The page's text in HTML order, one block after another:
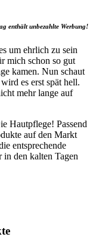
enthält unbezahlte Werbung!
um ehrlich zu sein
mich schon so gut
kamen. Nun schaut
es erst spät hell.
mehr lange auf
Hautpflege! Passend
auf den Markt
entsprechende
den kalten Tagen